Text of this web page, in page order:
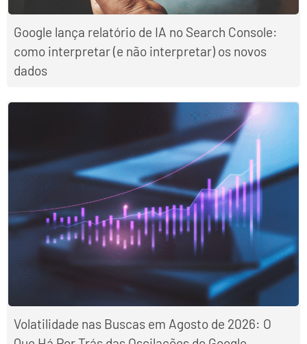
Google lança relatório de IA no Search Console:
como interpretar (e não interpretar) os novos
dados
Volatilidade nas Buscas em Agosto de 2026: O